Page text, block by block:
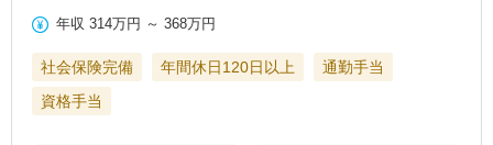
年収 314万円 ～368万円
社会保険完備 年間休日120日以上
通勤手当
資格手当